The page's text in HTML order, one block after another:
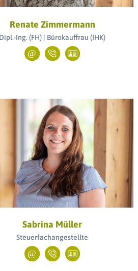
Renate Zimmermann
Dipl.-Ing. (FH) | Bürokauffrau (IHK)
Sabrina Müller
Steuerfachangestellte